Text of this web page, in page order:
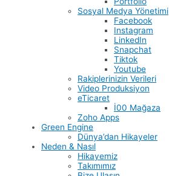
Sosyal Medya Yönetimi
Facebook
Instagram
LinkedIn
Snapchat
Tiktok
Youtube
Rakiplerinizin Verileri
Video Produksiyon
eTicaret
İ00 Mağaza
Zoho Apps
Green Engine
Dünya’dan Hikayeler
Neden & Nasıl
Hikayemiz
Takımımız